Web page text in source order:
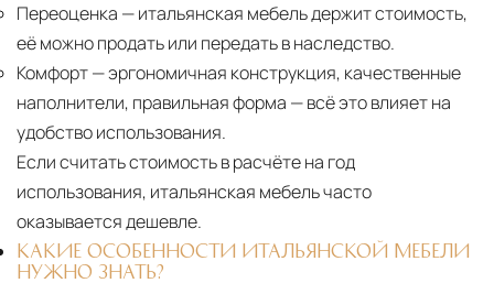
Переоценка — итальянская мебель держит стоимость,
её можно продать или передать в наследство.
Комфорт— эргономичная конструкция, качественные
наполнители, правильная форма — всё это влияет на
удобство использования.
Если считать стоимость в расчёте на год
использования, итальянская мебель часто
оказывается дешевле.
КАКИЕ ОСОБЕННОСТИ ИТАЛЬЯНСКОЙ МЕБЕЛИ
НУЖНО ЗНАТЬ?